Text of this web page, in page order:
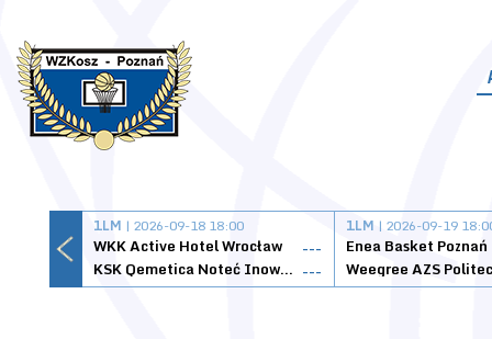
1LM | 2026-09-18 18:00
WKK Active Hotel Wrocław
---
KSK Qemetica Noteć Inowrocław ---
1LM | 2026-09-19
Enea Basket Poznań